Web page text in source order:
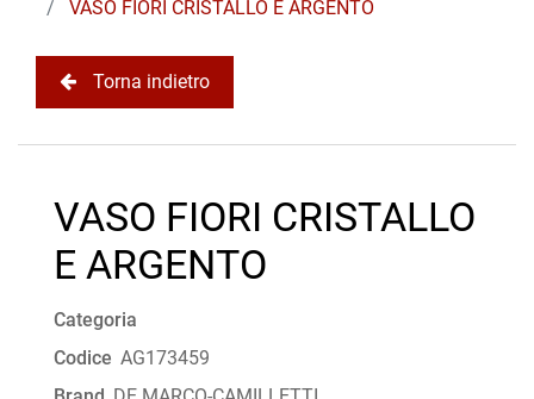
VASO FIORI CRISTALLO E ARGENTO
Torna indietro
VASO FIORI CRISTALLO
E ARGENTO
Categoria
Codice AG173459